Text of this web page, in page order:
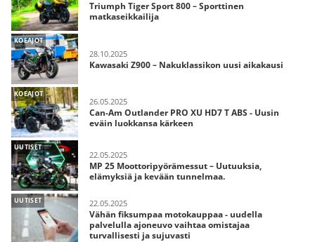
Triumph Tiger Sport 800 – Sporttinen
matkaseikkailija
KOEAJOT
28.10.2025
Kawasaki Z900 – Nakuklassikon uusi aikakausi
KOEAJOT
26.05.2025
Can-Am Outlander PRO XU HD7 T ABS - Uusin
eväin luokkansa kärkeen
UUTISET
22.05.2025
MP 25 Moottoripyörämessut – Uutuuksia,
elämyksiä ja kevään tunnelmaa.
UUTISET 22.05.2025
Vähän fiksumpaa motokauppaa - uudella
palvelulla ajoneuvo vaihtaa omistajaa
turvallisesti ja sujuvasti